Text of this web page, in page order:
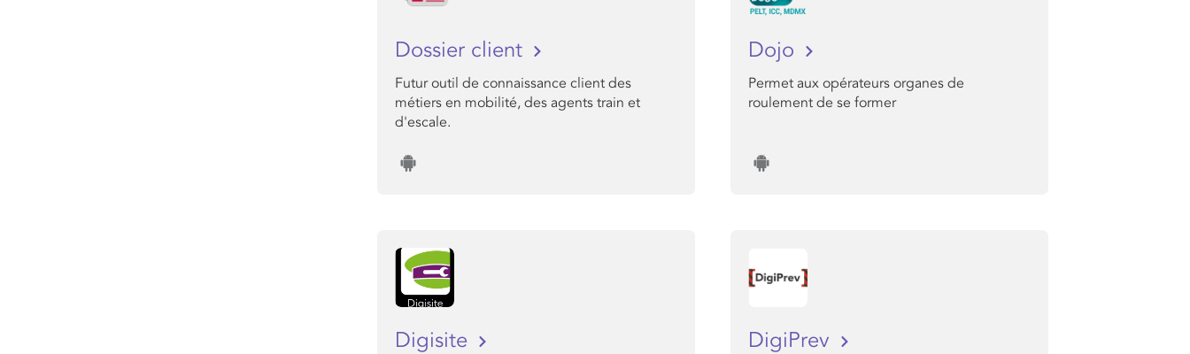
Dossier client
Futur outil de connaissance client des
métiers en mobilité, des agents train et
d'escale.
Dojo
Permet aux opérateurs organes de
roulement de se former
Digisite DigiPrev